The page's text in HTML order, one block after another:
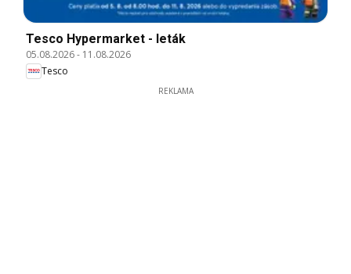
Tesco Hypermarket - leták
05.08.2026- 11.08.2026
Tesco
REKLAMA